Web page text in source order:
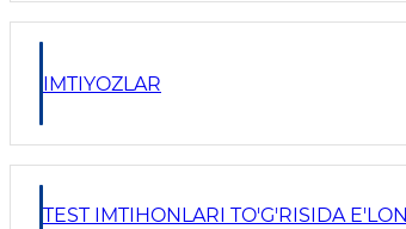
IMTIYOZLAR
TEST IMTIHONLARI TO'G'RISIDA E'LON